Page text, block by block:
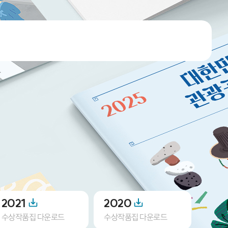
2021
수상작품집 다운로드
2020
수상작품집 다운로드 수상